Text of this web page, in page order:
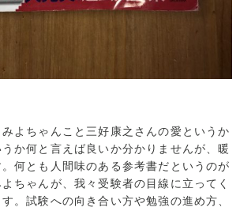
よちゃんこと三好康之さんの愛というか
か何と言えば良いか分かりませんが、暖
何とも人間味のある参考書だというのが
ちゃんが、我々受験者の目線に立ってく
。試験への向き合い方や勉強の進め方、